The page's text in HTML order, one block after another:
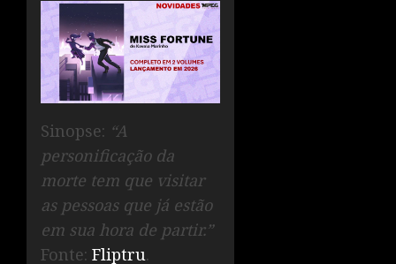
Sinopse: “A
personificação da
morte tem que visitar
as pessoas que já estão
em sua hora de partir.”
Fonte: Fliptru.